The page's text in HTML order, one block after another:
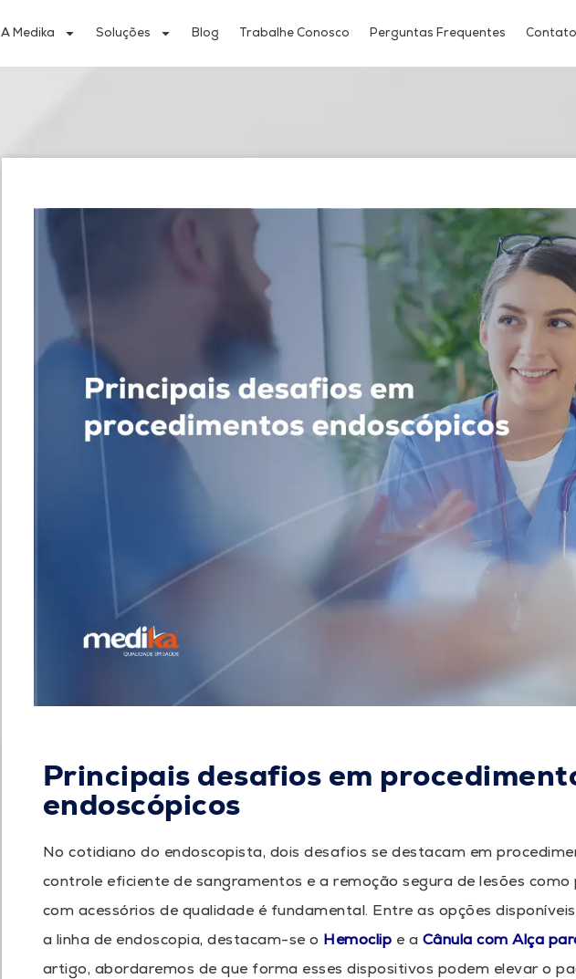
A Medika Soluções Blog Trabalhe Conosco Perguntas Frequentes
Principais desafios em
endoscópicos
No cotidiano do endoscopista, dois desafios se destacam em
controle eficiente de sangramentos e a remoção segura de lesões
com acessórios de qualidade é fundamental. Entre as opções
a linha de endoscopia, destacam-se o Hemoclip e a Cânula com Alça
artigo, abordaremos de que forma esses dispositivos podem elevar o